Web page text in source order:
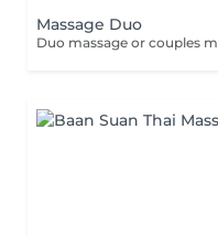
Massage Duo